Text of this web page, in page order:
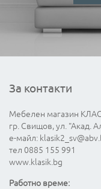
За контакти
Мебелен магазин
гр. Свищов, ул. "Акад.
е-майл:
тел 0885 155 991
www.klasik.bg
Работно време: